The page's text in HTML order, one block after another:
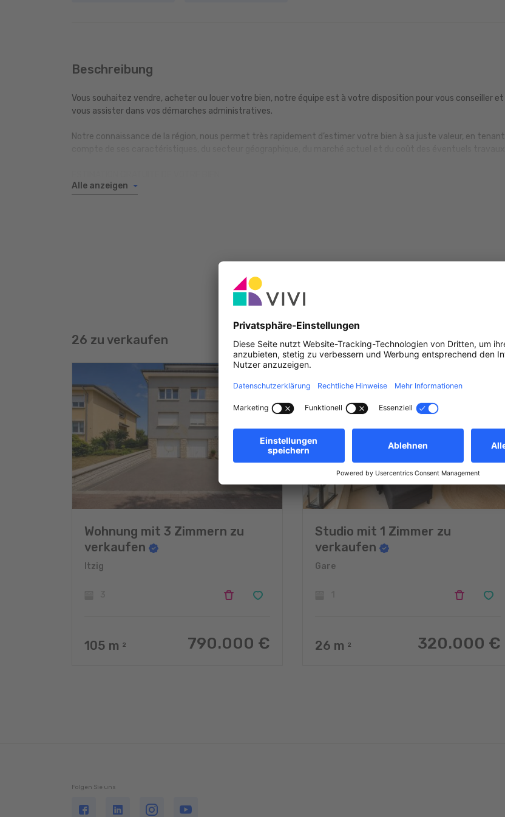
Beschreibung
Vous souhaitez vendre, acheter ou louer votre bien, notre équipe est à votre disposition pour vous conseiller et
vous assister dans vos démarches administratives.
Notre connaissance de la région, nous permet très rapidement d’estimer votre bien à sa juste valeur, en tenant
Alle anzeigen
26 zu verkaufen
Wohnung mit 3 Zimmern zu
verkaufen
Itzig
105 m 2 790.000 €
Studio mit 1 Zimmer zu
verkaufen
Gare
26 m 2 320.000 €
Folgen Sie uns